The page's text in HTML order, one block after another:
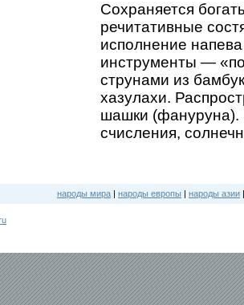
Сохраняется
речитативные
исполнение
инструменты —
струнами из
хазулахи.
шашки (фануруна).
счисления,
народы мира | народы европы | народы азии